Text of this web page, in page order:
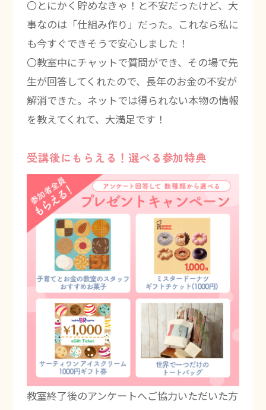
〇とにかく貯めなきゃ！と不安だったけど、大
事なのは「仕組み作り」だった。これなら私に
も今すぐできそうで安心しました！
〇教室中にチャットで質問ができ、その場で先
生が回答してくれたので、長年のお金の不安が
解消できた。ネットでは得られない本物の情報
を教えてくれて、大満足です！
受講後にもらえる！選べる参加特典
教室終了後のアンケートへご協力いただいた方